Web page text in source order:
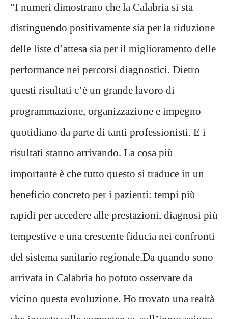
"I numeri dimostrano che la Calabria si sta
distinguendo positivamente sia per la riduzione
delle liste d’attesa sia per il miglioramento delle
performance nei percorsi diagnostici. Dietro
questi risultati c’è un grande lavoro di
programmazione, organizzazione e impegno
quotidiano da parte di tanti professionisti. E i
risultati stanno arrivando. La cosa più
importante è che tutto questo si traduce in un
beneficio concreto per i pazienti: tempi più
rapidi per accedere alle prestazioni, diagnosi più
tempestive e una crescente fiducia nei confronti
del sistema sanitario regionale.Da quando sono
arrivata in Calabria ho potuto osservare da
vicino questa evoluzione. Ho trovato una realtà